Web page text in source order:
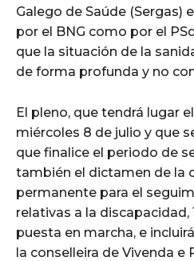
Galego de Saúde (Sergas)
por el BNG como por el
que la situación de la
de forma profunda y no
El pleno, que tendrá lugar
miércoles 8 de julio y que
que finalice el periodo de
también el dictamen de la
permanente para el
relativas a la discapacidad,
puesta en marcha, e
la conselleira de Vivenda e